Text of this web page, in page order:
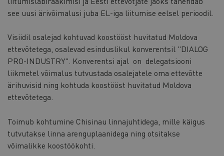
see uusi ärivõimalusi juba EL-iga liitumise eelsel perioodil.
Visiidil osalejad kohtuvad koostööst huvitatud Moldova
ettevõtetega, osalevad esinduslikul konverentsil "DIALOG
PRO-INDUSTRY". Konverentsi ajal on delegatsiooni
liikmetel võimalus tutvustada osalejatele oma ettevõtte
ärihuvisid ning kohtuda koostööst huvitatud Moldova
ettevõtetega.
Toimub kohtumine Chisinau linnajuhtidega, mille käigus
tutvutakse linna arenguplaanidega ning otsitakse
võimalikke koostöökohti.